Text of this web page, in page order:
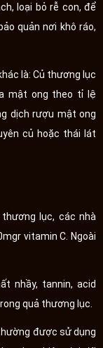
loại bỏ rễ con, để
quản nơi khô ráo,
là: Củ thương lục
mật ong theo tỉ lệ
dịch rượu mật ong
củ hoặc thái lát
lục, các nhà
vitamin C. Ngoài
nhầy, tannin, acid
quả thương lục.
được sử dụng